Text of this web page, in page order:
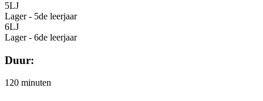
5LJ
Lager - 5de leerjaar
6LJ
Lager - 6de leerjaar
Duur:
120 minuten